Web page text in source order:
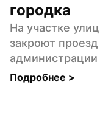
городка
На участке
закроют
Подробнее >